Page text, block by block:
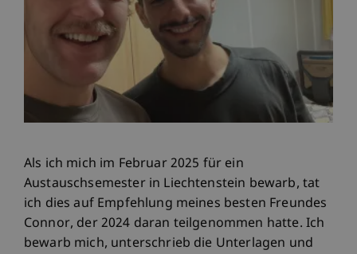
Als ich mich im Februar 2025 für ein
Austauschsemester in Liechtenstein bewarb, tat
ich dies auf Empfehlung meines besten Freundes
Connor, der 2024 daran teilgenommen hatte. Ich
bewarb mich, unterschrieb die Unterlagen und